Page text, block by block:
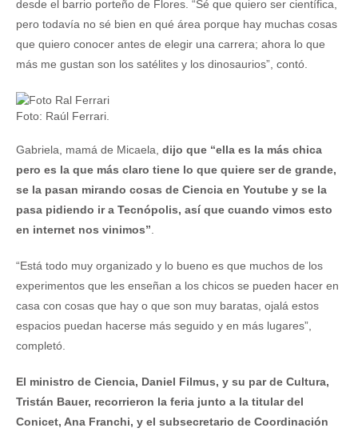
desde el barrio porteño de Flores. “Sé que quiero ser científica,
pero todavía no sé bien en qué área porque hay muchas cosas
que quiero conocer antes de elegir una carrera; ahora lo que
más me gustan son los satélites y los dinosaurios”, contó.
Foto: Raúl Ferrari.
Gabriela, mamá de Micaela, dijo que “ella es la más chica
pero es la que más claro tiene lo que quiere ser de grande,
se la pasan mirando cosas de Ciencia en Youtube y se la
pasa pidiendo ir a Tecnópolis, así que cuando vimos esto
en internet nos vinimos”
“Está todo muy organizado y lo bueno es que muchos de los
experimentos que les enseñan a los chicos se pueden hacer en
casa con cosas que hay o que son muy baratas, ojalá estos
espacios puedan hacerse más seguido y en más lugares”,
completó.
El ministro de Ciencia, Daniel Filmus, y su par de Cultura,
Tristán Bauer, recorrieron la feria junto a la titular del
Conicet, Ana Franchi, y el subsecretario de Coordinación